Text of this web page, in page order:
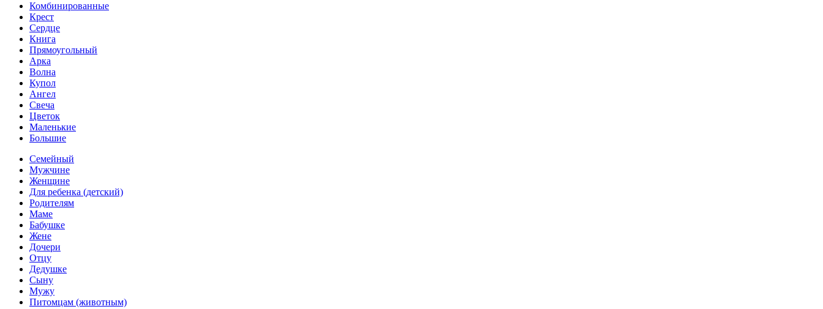
Комбинированные
Крест
Сердце
Книга
Прямоугольный
Арка
Волна
Купол
Ангел
Свеча
Цветок
Маленькие
Большие
Семейный
Мужчине
Женщине
Для ребенка (детский)
Родителям
Маме
Бабушке
Жене
Дочери
Отцу
Дедушке
Сыну
Мужу
Питомцам (животным)